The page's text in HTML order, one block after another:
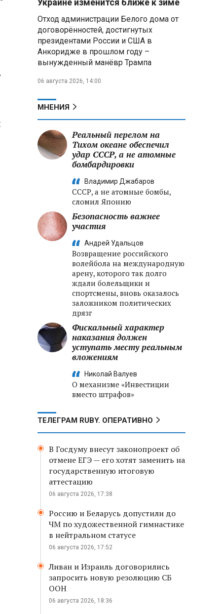
Президент Алжира готовится
к визиту в Беларусь — МИД
Алжира
300 жителей Курской области,
неизвестной
Второй энергоблок БелАЭС
вновь вышел на номинальную
мощность после диагностики
оборудования
Украине изменится ближе к зиме
Отход администрации Белого дома от
договорённостей, достигнутых
президентами России и США в
Анкоридже в прошлом году –
вынужденный манёвр Трампа
06 августа 2026, 14:00
МНЕНИЯ
Реальный перелом на
Тихом океане обеспечил
удар СССР, а не атомные
бомбардировки
Владимир Джабаров
СССР, а не атомные бомбы,
сломил Японию
Безопасность важнее
участия
Андрей Удальцов
Возвращение российского
волейбола на международную
арену, которого так долго
ждали болельщики и
спортсмены, вновь оказалось
заложником политических
дрязг
Фискальный характер
наказания должен
уступать месту реальным
вложениям
Николай Валуев
О механизме «Инвестиции
вместо штрафов»
ТЕЛЕГРАМ RUBY. ОПЕРАТИВНО
В Госдуму внесут законопроект об
отмене ЕГЭ — его хотят заменить на
государственную итоговую
аттестацию
06 августа 2026, 17:38
Россию и Беларусь допустили до
ЧМ по художественной гимнастике
в нейтральном статусе
06 августа 2026, 17:52
Ливан и Израиль договорились
запросить новую резолюцию СБ
ООН
06 августа 2026, 18:36